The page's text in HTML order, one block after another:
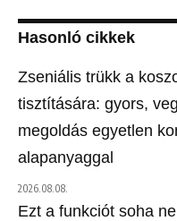
Hasonló cikkek
Zseniális trükk a
tisztítására: gyors,
megoldás egyetlen
alapanyaggal
2026.08.08.
Ezt a funkciót soha